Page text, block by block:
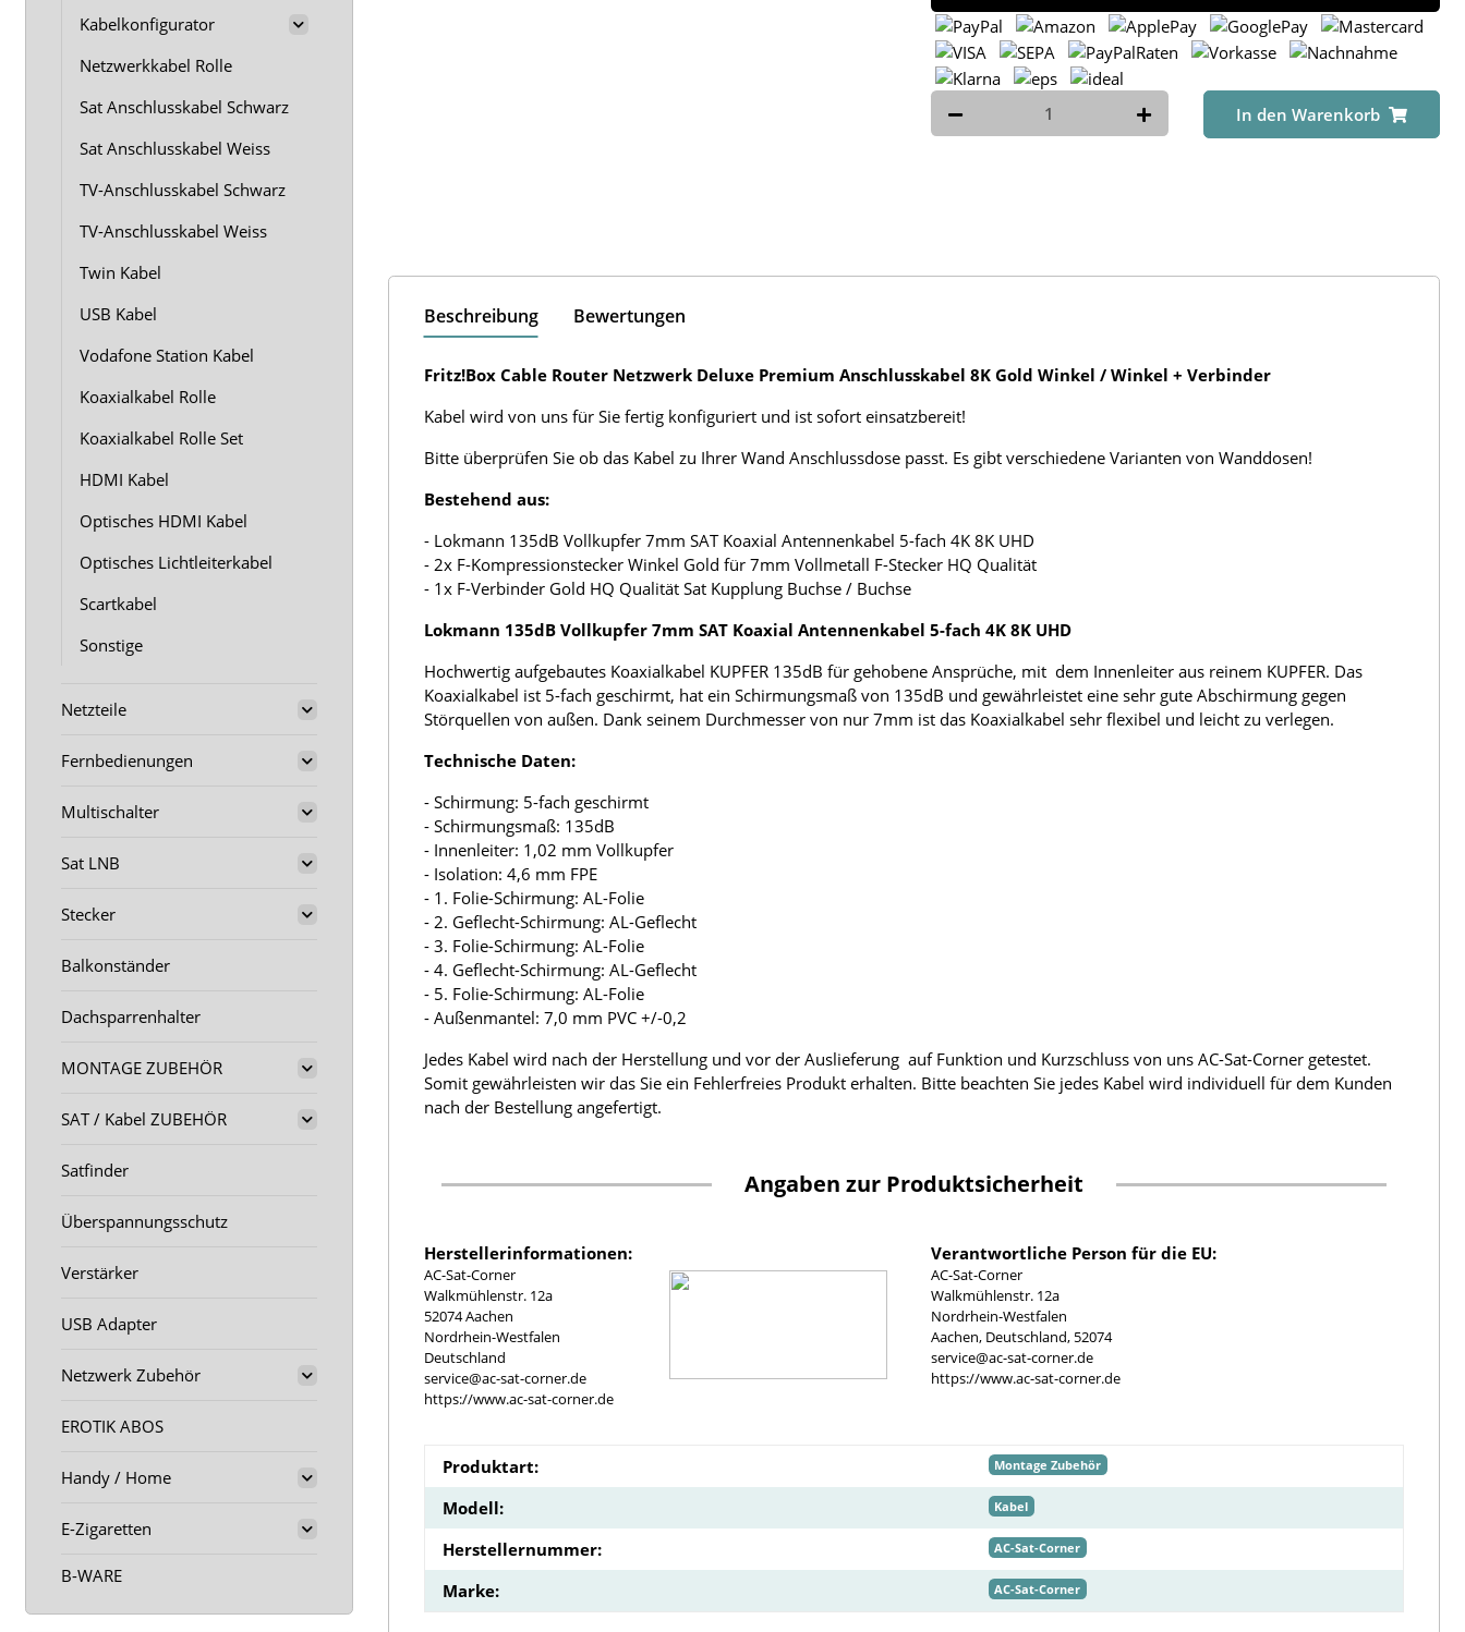
In den Warenkorb
Beschreibung Bewertungen
Fritz!Box Cable Router Netzwerk Deluxe Premium Anschlusskabel 8K Gold Winkel / Winkel + Verbinder
Kabel wird von uns für Sie fertig konfiguriert und ist sofort einsatzbereit!
Bitte überprüfen Sie ob das Kabel zu Ihrer Wand Anschlussdose passt. Es gibt verschiedene Varianten von Wanddosen!
Bestehend aus:
- Lokmann 135dB Vollkupfer 7mm SAT Koaxial Antennenkabel 5-fach 4K 8K UHD
- 2x F-Kompressionstecker Winkel Gold für 7mm Vollmetall F-Stecker HQ Qualität
- 1x F-Verbinder Gold HQ Qualität Sat Kupplung Buchse / Buchse
Lokmann 135dB Vollkupfer 7mm SAT Koaxial Antennenkabel 5-fach 4K 8K UHD
Hochwertig aufgebautes Koaxialkabel KUPFER 135dB für gehobene Ansprüche, mit dem Innenleiter aus reinem KUPFER. Das
Koaxialkabel ist 5-fach geschirmt, hat ein Schirmungsmaß von 135dB und gewährleistet eine sehr gute Abschirmung gegen
Störquellen von außen. Dank seinem Durchmesser von nur 7mm ist das Koaxialkabel sehr flexibel und leicht zu verlegen.
Technische Daten:
- Schirmung: 5-fach geschirmt
- Schirmungsmaß: 135dB
- Innenleiter: 1,02 mm Vollkupfer
- Isolation: 4,6 mm FPE
- 1. Folie-Schirmung: AL-Folie
- 2. Geflecht-Schirmung: AL-Geflecht
- 3. Folie-Schirmung: AL-Folie
- 4. Geflecht-Schirmung: AL-Geflecht
- 5. Folie-Schirmung: AL-Folie
- Außenmantel: 7,0 mm PVC +/-0,2
Jedes Kabel wird nach der Herstellung und vor der Auslieferung auf Funktion und Kurzschluss von uns AC-Sat-Corner getestet.
Somit gewährleisten wir das Sie ein Fehlerfreies Produkt erhalten. Bitte beachten Sie jedes Kabel wird individuell für dem Kunden
nach der Bestellung angefertigt.
Angaben zur Produktsicherheit
Herstellerinformationen:
AC-Sat-Corner
Walkmühlenstr. 12a
52074 Aachen
Nordrhein-Westfalen
Deutschland
service@ac-sat-corner.de
https://www.ac-sat-corner.de
Verantwortliche Person für die EU:
AC-Sat-Corner
Walkmühlenstr. 12a
Nordrhein-Westfalen
Aachen, Deutschland, 52074
service@ac-sat-corner.de
https://www.ac-sat-corner.de
Produktart: Montage Zubehör
Modell: Kabel
Herstellernummer: AC-Sat-Corner
Marke: AC-Sat-Corner
Kabelkonfigurator
Netzwerkkabel Rolle
Sat Anschlusskabel Schwarz
Sat Anschlusskabel Weiss
TV-Anschlusskabel Schwarz
TV-Anschlusskabel Weiss
Twin Kabel
USB Kabel
Vodafone Station Kabel
Koaxialkabel Rolle
Koaxialkabel Rolle Set
HDMI Kabel
Optisches HDMI Kabel
Optisches Lichtleiterkabel
Scartkabel
Sonstige
Netzteile
Fernbedienungen
Multischalter
Sat LNB
Stecker
Balkonständer
Dachsparrenhalter
MONTAGE ZUBEHÖR
SAT / Kabel ZUBEHÖR
Satfinder
Überspannungsschutz
Verstärker
USB Adapter
Netzwerk Zubehör
EROTIK ABOS
Handy / Home
E-Zigaretten
B-WARE